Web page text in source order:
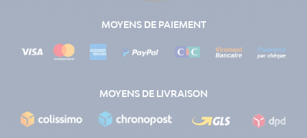
MOYENS DE PAIEMENT
MOYENS DE LIVRAISON